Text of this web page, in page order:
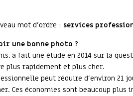
mot d’ordre : services
une bonne photo ?
a fait une étude en 2014 sur la
plus rapidement et plus cher.
peut réduire d’environ 21
Ces économies sont beaucoup